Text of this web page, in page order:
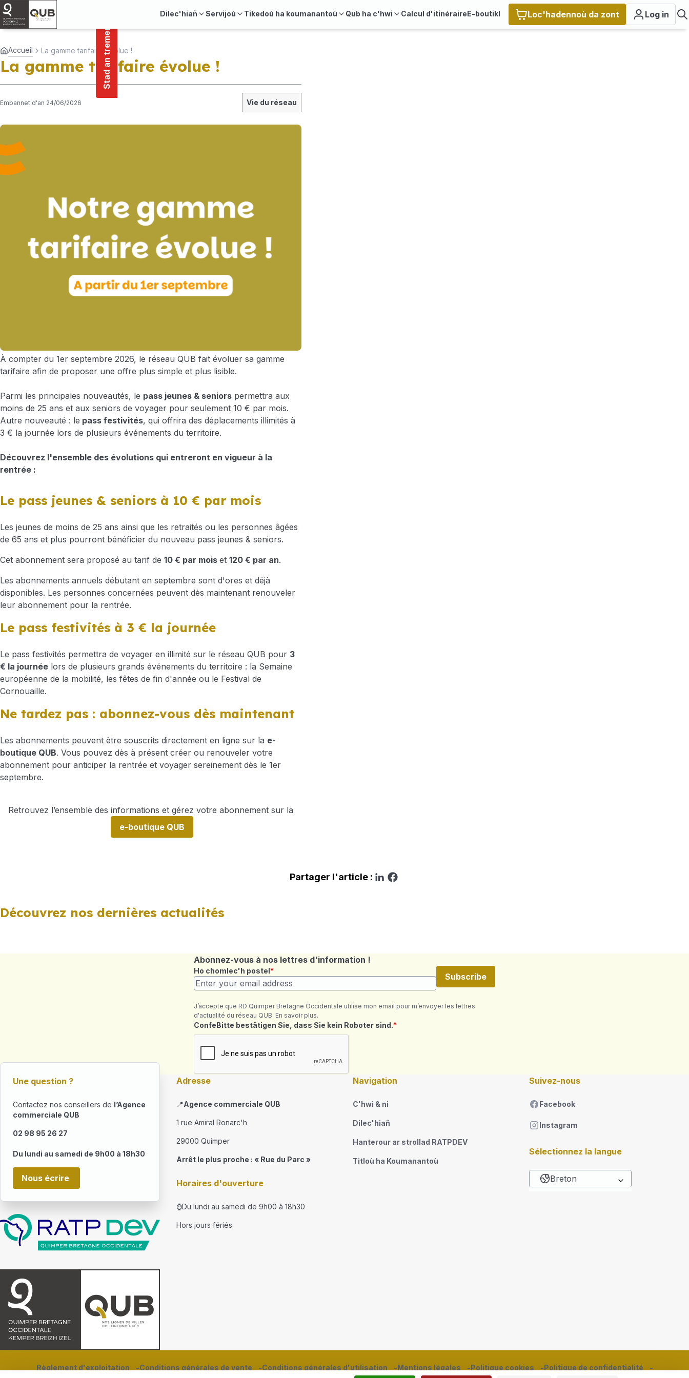
content
Dilec'hiañ Servijoù Tikedoù ha koumanantoù Qub ha c'hwi Calcul d'itinéraireE-boutikl Loc'hadennoù da zont Log in
Stad an tremenerezh
Accueil La gamme tarifaire évolue !
La gamme tarifaire évolue !
Embannet d'an 24/06/2026 Vie du réseau
À compter du 1er septembre 2026, le réseau QUB fait évoluer sa gamme
tarifaire afin de proposer une offre plus simple et plus lisible.
Parmi les principales nouveautés, le pass jeunes & seniors permettra aux
moins de 25 ans et aux seniors de voyager pour seulement 10 € par mois.
Autre nouveauté : le pass festivités, qui offrira des déplacements illimités à
3 € la journée lors de plusieurs événements du territoire.
Découvrez l'ensemble des évolutions qui entreront en vigueur à la
rentrée :
Le pass jeunes & seniors à 10 € par mois
Les jeunes de moins de 25 ans ainsi que les retraités ou les personnes âgées
de 65 ans et plus pourront bénéficier du nouveau pass jeunes & seniors.
Cet abonnement sera proposé au tarif de 10 € par mois et 120 € par an.
Les abonnements annuels débutant en septembre sont d'ores et déjà
disponibles. Les personnes concernées peuvent dès maintenant renouveler
leur abonnement pour la rentrée.
Le pass festivités à 3 € la journée
Le pass festivités permettra de voyager en illimité sur le réseau QUB pour 3
€ la journée lors de plusieurs grands événements du territoire : la Semaine
européenne de la mobilité, les fêtes de fin d'année ou le Festival de
Cornouaille.
Ne tardez pas : abonnez-vous dès maintenant
Les abonnements peuvent être souscrits directement en ligne sur la e-
boutique QUB. Vous pouvez dès à présent créer ou renouveler votre
abonnement pour anticiper la rentrée et voyager sereinement dès le 1er
septembre.
Retrouvez l’ensemble des informations et gérez votre abonnement sur la
e-boutique QUB
Partager l'article :
Découvrez nos dernières actualités
Abonnez-vous à nos lettres d'information !
Ho chomlec'h postel
Subscribe
J’accepte que RD Quimper Bretagne Occidentale utilise mon email pour m’envoyer les lettres
d'actualité du réseau QUB. En savoir plus.
Maeziennoù ret
ConfeBitte bestätigen Sie, dass Sie kein Roboter sind.
Une question ?
Contactez nos conseillers de l’Agence
commerciale QUB
02 98 95 26 27
Du lundi au samedi de 9h00 à 18h30
Nous écrire
Adresse
📍Agence commerciale QUB
1 rue Amiral Ronarc'h
29000 Quimper
Arrêt le plus proche : « Rue du Parc »
Horaires d'ouverture
⌚Du lundi au samedi de 9h00 à 18h30
Hors jours fériés
Navigation
C'hwi & ni
Dilec'hiañ
Hanterour ar strollad RATPDEV
Titloù ha Koumanantoù
Suivez-nous
Facebook
Instagram
Sélectionnez la langue
Breton
List additional actions
Règlement d'exploitation Conditions générales de vente Conditions générales d'utilisation Mentions légales Politique cookies
Politique de confidentialité
Cookies management panel